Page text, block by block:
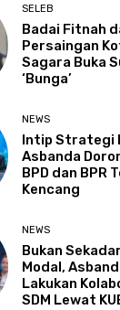
SELEB
Badai Fitnah
Persaingan
Sagara Buka
‘Bunga’
NEWS
Intip Strategi
Asbanda
BPD dan BPR
Kencang
NEWS
Bukan
Modal,
Lakukan
SDM Lewat